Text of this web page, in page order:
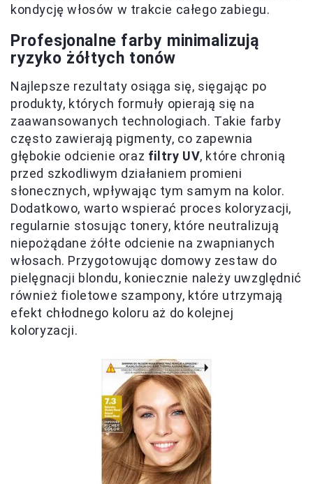
kondycję włosów w trakcie całego zabiegu.
Profesjonalne farby minimalizują
ryzyko żółtych tonów
Najlepsze rezultaty osiąga się, sięgając po
produkty, których formuły opierają się na
zaawansowanych technologiach. Takie farby
często zawierają pigmenty, co zapewnia
głębokie odcienie oraz filtry UV, które chronią
przed szkodliwym działaniem promieni
słonecznych, wpływając tym samym na kolor.
Dodatkowo, warto wspierać proces koloryzacji,
regularnie stosując tonery, które neutralizują
niepożądane żółte odcienie na zwapnianych
włosach. Przygotowując domowy zestaw do
pielęgnacji blondu, koniecznie należy uwzględnić
również fioletowe szampony, które utrzymają
efekt chłodnego koloru aż do kolejnej
koloryzacji.